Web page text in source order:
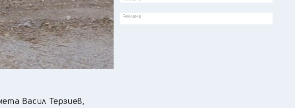
Васил Терзиев,
Реклама